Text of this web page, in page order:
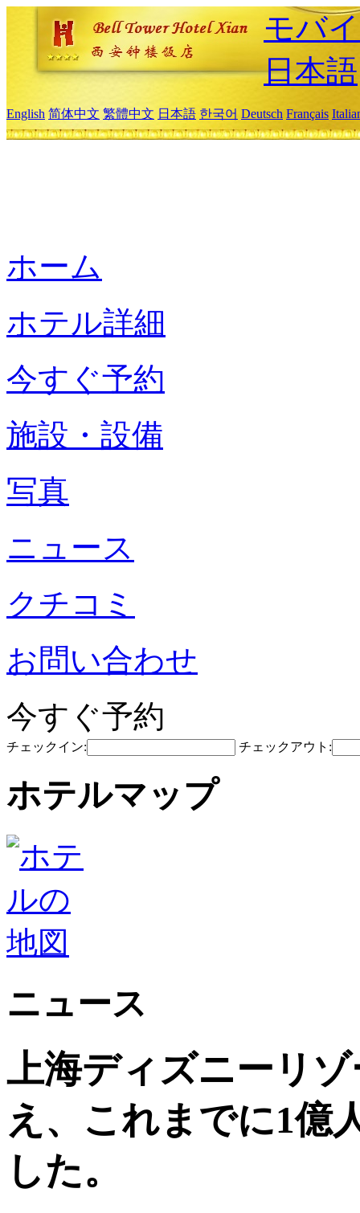
モバ
日本語
English 简体中文 繁體中文 日本語 한국어 Deutsch Français
ホーム
ホテル詳細
今すぐ予約
施設・設備
写真
ニュース
クチコミ
お問い合わせ
今すぐ予約
チェックイン: チェックアウト:
ホテルマップ
ニュース
上海ディズニーリ
え、これまでに1億
した。